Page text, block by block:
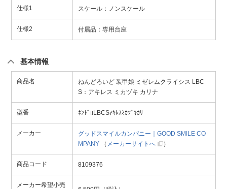
仕様1 スケール：ノンスケール
仕様2 付属品：専用台座
基本情報
商品名
ねんどろいど 装甲娘 ミゼレムクライシス LBC
S：アキレス ミカヅキ カリナ
型番 ﾈﾝﾄﾞﾛLBCSｱｷﾚｽﾐｶﾂﾞｷｶﾘ
メーカー
グッドスマイルカンパニー｜GOOD SMILE CO
MPANY （ メーカーサイトへ ）
商品コード 8109376
メーカー希望小売